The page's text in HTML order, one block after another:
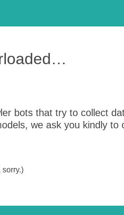
bots that try to collect
we ask you kindly to